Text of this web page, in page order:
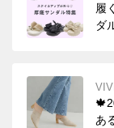
履
ダ
あ